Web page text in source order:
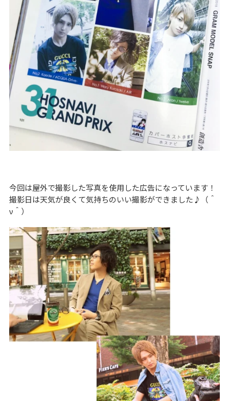
今回は屋外で撮影した写真を使用した広告になっています！
撮影日は天気が良くて気持ちのいい撮影ができました♪（＾
ν＾）